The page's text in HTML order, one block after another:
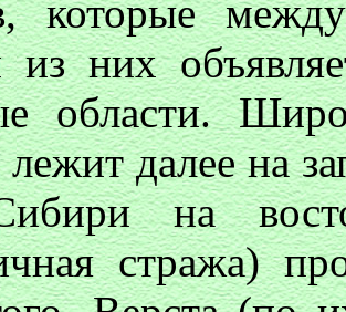
которые
них
области.
лежит далее на
на
стража)